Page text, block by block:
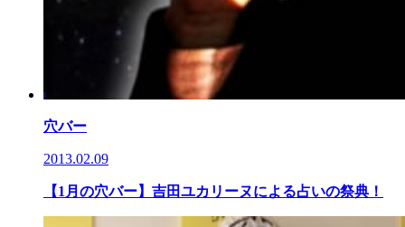
穴バー
2013.02.09
【1月の穴バー】吉田ユカリーヌによる占いの祭典！